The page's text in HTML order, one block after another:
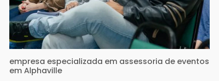
empresa especializada em assessoria de eventos
em Alphaville